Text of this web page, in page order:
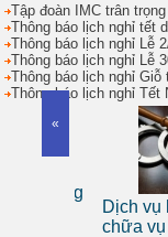
Tập đoàn IMC trân
Thông báo lịch nghỉ tết
Thông báo lịch nghỉ Lễ
Thông báo lịch nghỉ Lễ
Thông báo lịch nghỉ
Thông báo lịch nghỉ Tết
«
Dịch vụ
chữa vụ